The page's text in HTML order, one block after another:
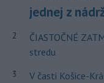
jednej z
2
ČIASTOČNÉ
stredu
3
V časti Košice-